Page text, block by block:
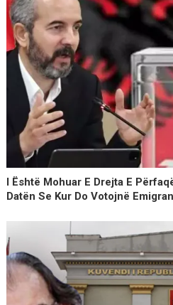
I Është Mohuar E Drejta E
Datën Se Kur Do Votojnë